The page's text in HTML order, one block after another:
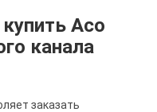
Aco
канала
заказать